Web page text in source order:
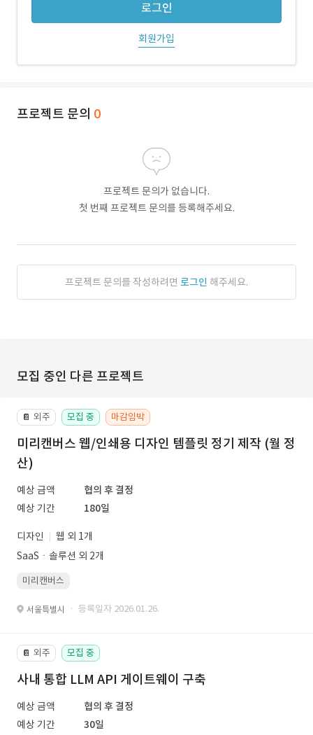
로그인
회원가입
프로젝트 문의 0
프로젝트 문의가 없습니다.
첫 번째 프로젝트 문의를 등록해주세요.
프로젝트 문의를 작성하려면 로그인 해주세요.
모집 중인 다른 프로젝트
📔 외주 모집 중 마감임박
미리캔버스 웹/인쇄용 디자인 템플릿 정기 제작 (월 정
산)
예상 금액
협의 후 결정
예상 기간
180일
디자인
웹 외 1개
SaaSㆍ솔루션 외 2개
미리캔버스
서울특별시 · 등록일자 2026.01.26.
📔 외주 모집 중
사내 통합 LLM API 게이트웨이 구축
예상 금액
협의 후 결정
예상 기간
30일